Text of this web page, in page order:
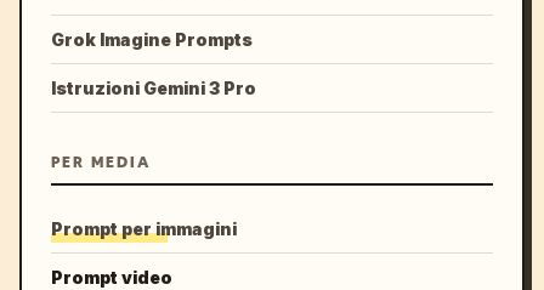
Grok Imagine Prompts
Istruzioni Gemini 3 Pro
PER MEDIA
Prompt per immagini
Prompt video